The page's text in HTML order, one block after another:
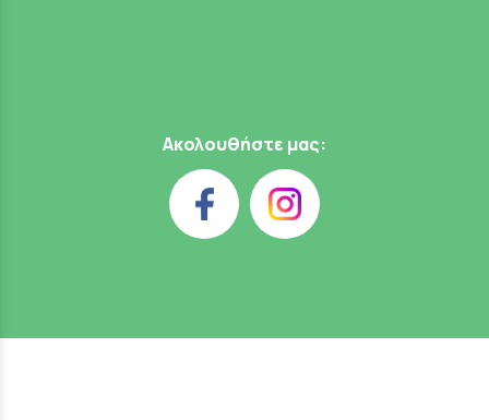
Ακολουθήστε μας: